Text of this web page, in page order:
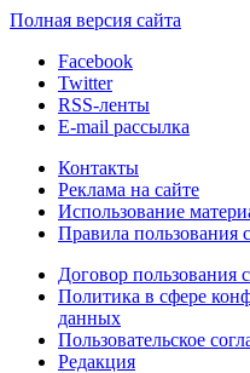
Полная версия сайта
Facebook
Twitter
RSS-ленты
E-mail рассылка
Контакты
Реклама на сайте
Использование
Правила пользования
Договор пользования
Политика в сфере
данных
Пользовательское
Редакция